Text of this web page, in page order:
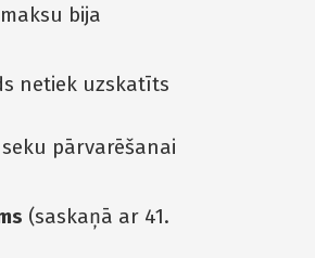
bija
netiek uzskatīts
pārvarēšanai
(saskaņā ar 41.